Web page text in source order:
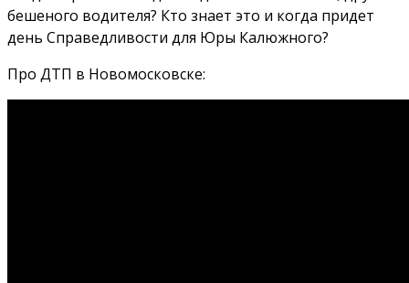
бешеного водителя? Кто знает это и когда придет
день Справедливости для Юры Калюжного?
Про ДТП в Новомосковске: